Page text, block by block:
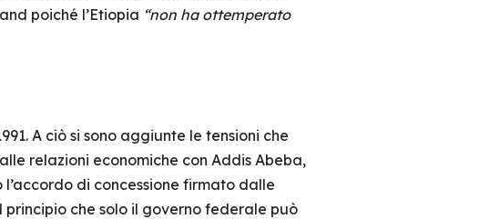
poiché l’Etiopia “non ha ottemperato
A ciò si sono aggiunte le tensioni che
relazioni economiche con Addis Abeba,
di concessione firmato dalle
che solo il governo federale può